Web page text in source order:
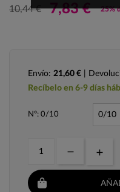
10,44 € 7,83 € 25%
Envío: 21,60 € |
Recíbelo en 6-9 días
Nº: 0/10